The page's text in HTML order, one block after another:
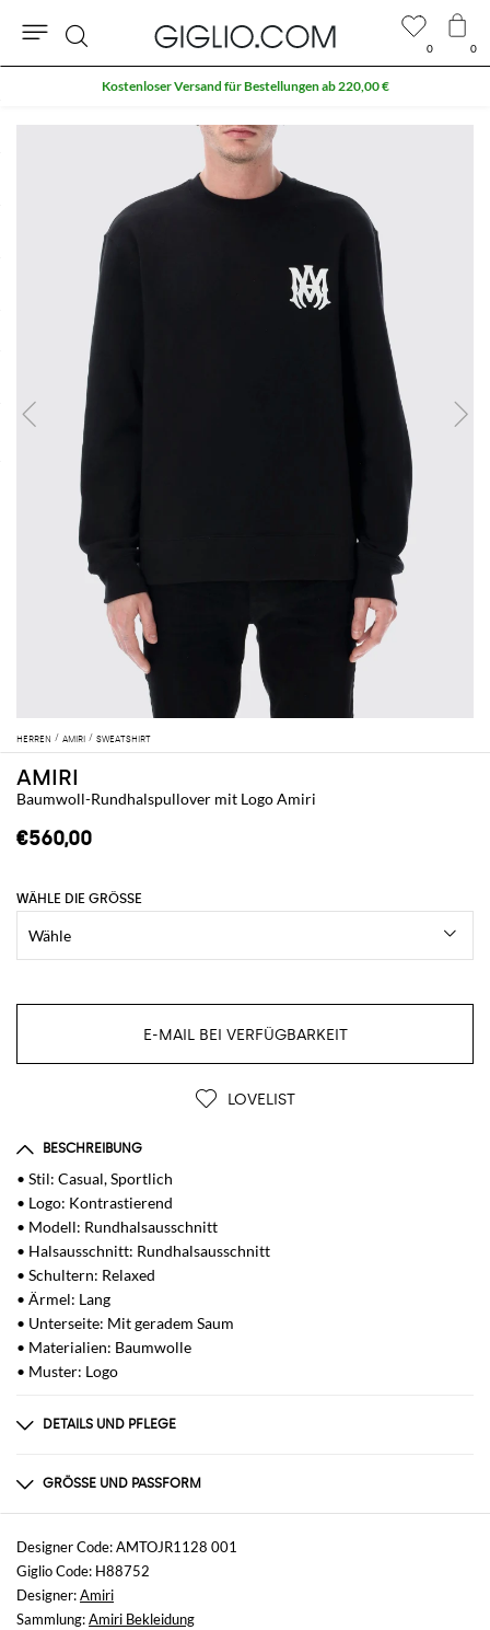
HERREN AMIRI SWEATSHIRT
AMIRI
Baumwoll-Rundhalspullover mit Logo Amiri
€560,00
WÄHLE DIE GRÖSSE
E-MAIL BEI VERFÜGBARKEIT
LOVELIST
BESCHREIBUNG
• Stil: Casual, Sportlich
• Logo: Kontrastierend
• Modell: Rundhalsausschnitt
• Halsausschnitt: Rundhalsausschnitt
• Schultern: Relaxed
• Ärmel: Lang
• Unterseite: Mit geradem Saum
• Materialien: Baumwolle
• Muster: Logo
DETAILS UND PFLEGE
100% cotton
GRÖSSE UND PASSFORM
Größen
nicht verfügbar
Größe und Passform
Relaxed-Fit
Designer Code: AMTOJR1128 001
Giglio Code: H88752
Designer:Amiri
Sammlung:Amiri Bekleidung
0 0
Suche
Kostenloser Versand für Bestellungen ab 220,00 €